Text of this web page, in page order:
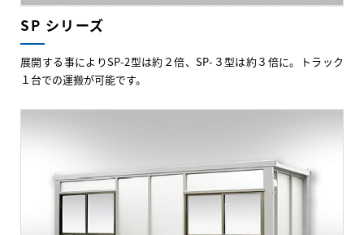
SP シリーズ
展開する事によりSP-2型は約２倍、SP-３型は約３倍に。トラック
１台での運搬が可能です。